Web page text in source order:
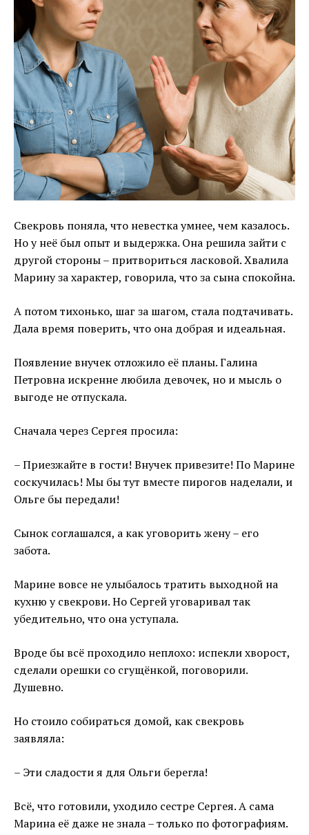
Свекровь поняла, что невестка умнее, чем казалось.
Но у неё был опыт и выдержка. Она решила зайти с
другой стороны – притвориться ласковой. Хвалила
Марину за характер, говорила, что за сына спокойна.
А потом тихонько, шаг за шагом, стала подтачивать.
Дала время поверить, что она добрая и идеальная.
Появление внучек отложило её планы. Галина
Петровна искренне любила девочек, но и мысль о
выгоде не отпускала.
Сначала через Сергея просила:
– Приезжайте в гости! Внучек привезите! По Марине
соскучилась! Мы бы тут вместе пирогов наделали, и
Ольге бы передали!
Сынок соглашался, а как уговорить жену – его
забота.
Марине вовсе не улыбалось тратить выходной на
кухню у свекрови. Но Сергей уговаривал так
убедительно, что она уступала.
Вроде бы всё проходило неплохо: испекли хворост,
сделали орешки со сгущёнкой, поговорили.
Душевно.
Но стоило собираться домой, как свекровь
заявляла:
– Эти сладости я для Ольги берегла!
Всё, что готовили, уходило сестре Сергея. А сама
Марина её даже не знала – только по фотографиям.